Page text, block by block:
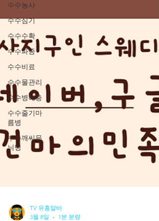
수수농사
수수심기
수수수확
수수파종
수수비료
수수물관리
수수병해충
수수줄기마
름병
수수깨씨무
늬병